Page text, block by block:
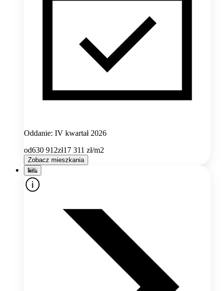
Oddanie: IV kwartał 2026
od630 912zł17 311 zł/m2
Zobacz mieszkania